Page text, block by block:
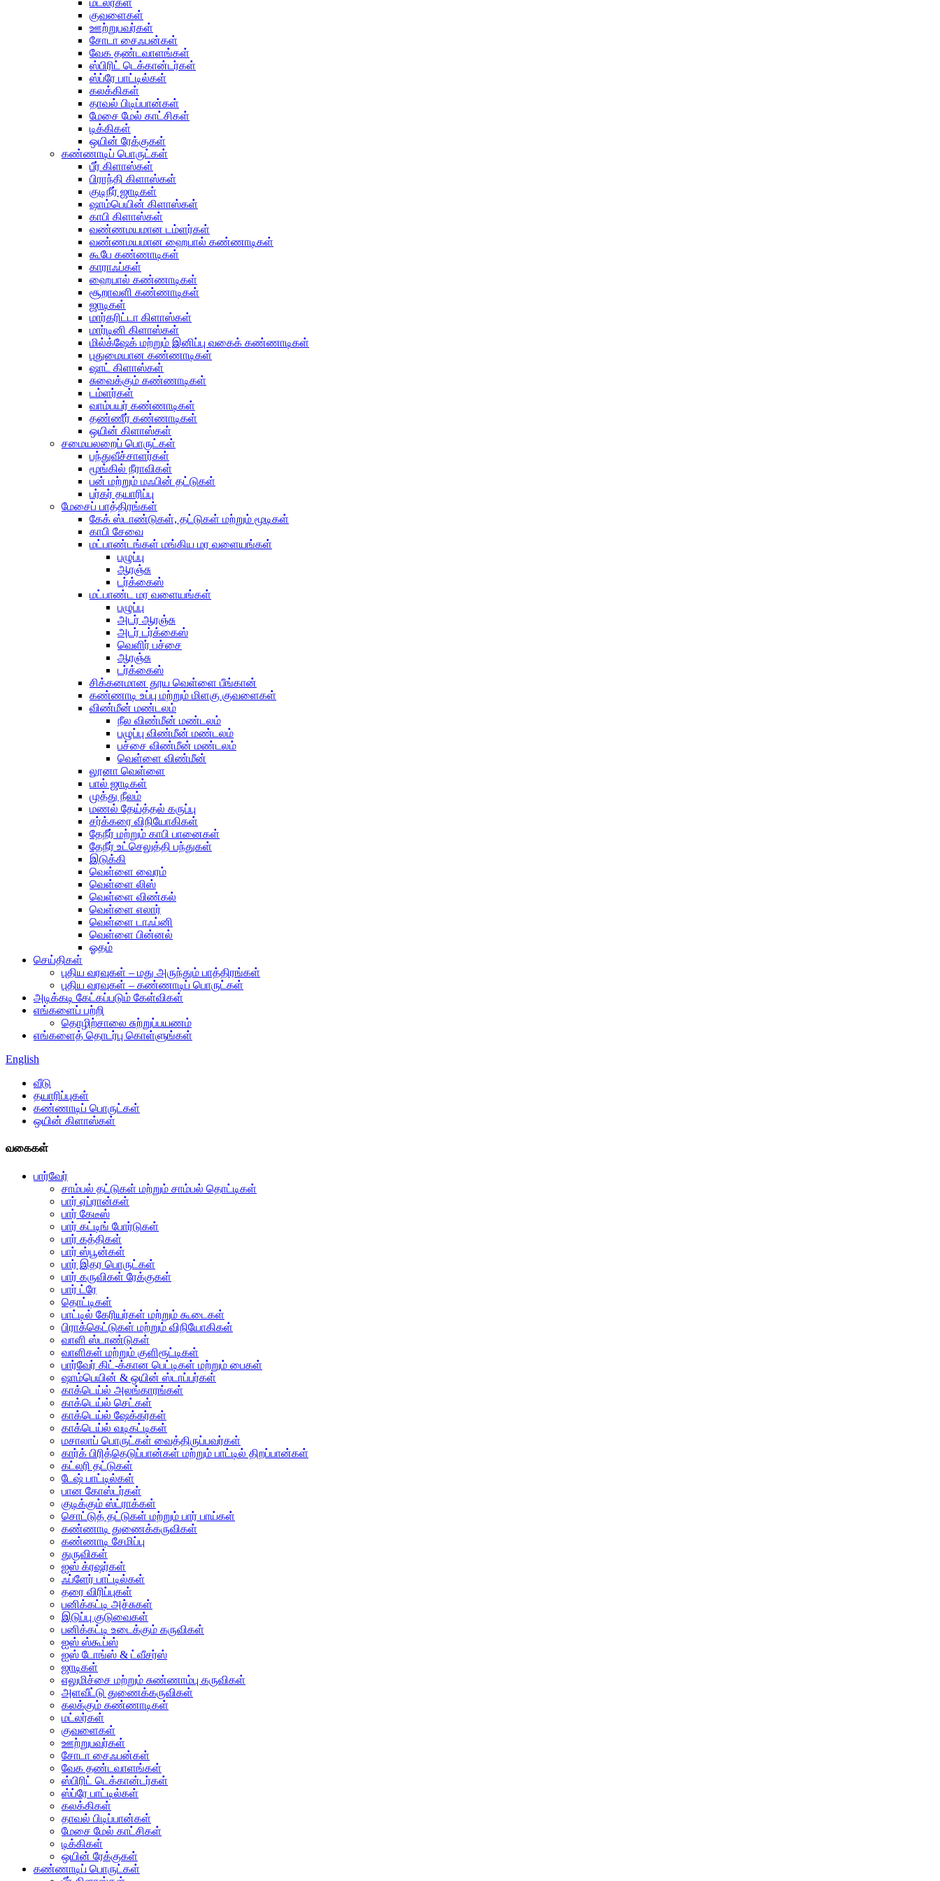
மட்லர்கள்
குவளைகள்
ஊற்றுபவர்கள்
சோடா சைஃபன்கள்
வேக தண்டவாளங்கள்
ஸ்பிரிட் டெக்கான்டர்கள்
ஸ்ப்ரே பாட்டில்கள்
கலக்கிகள்
தாவல் பிடிப்பான்கள்
மேசை மேல் காட்சிகள்
டிக்கிகள்
ஒயின் ரேக்குகள்
கண்ணாடிப் பொருட்கள்
பீர் கிளாஸ்கள்
பிராந்தி கிளாஸ்கள்
குடிநீர் ஜாடிகள்
ஷாம்பெயின் கிளாஸ்கள்
காபி கிளாஸ்கள்
வண்ணமயமான டம்ளர்கள்
வண்ணமயமான ஹைபால் கண்ணாடிகள்
கூபே கண்ணாடிகள்
காராஃப்கள்
ஹைபால் கண்ணாடிகள்
சூறாவளி கண்ணாடிகள்
ஜாடிகள்
மார்கரிட்டா கிளாஸ்கள்
மார்டினி கிளாஸ்கள்
மில்க்‌ஷேக் மற்றும் இனிப்பு வகைக் கண்ணாடிகள்
புதுமையான கண்ணாடிகள்
ஷாட் கிளாஸ்கள்
சுவைக்கும் கண்ணாடிகள்
டம்ளர்கள்
வாம்பயர் கண்ணாடிகள்
தண்ணீர் கண்ணாடிகள்
ஒயின் கிளாஸ்கள்
சமையலறைப் பொருட்கள்
பந்துவீச்சாளர்கள்
மூங்கில் நீராவிகள்
பன் மற்றும் மஃபின் தட்டுகள்
பர்கர் தயாரிப்பு
மேசைப் பாத்திரங்கள்
கேக் ஸ்டாண்டுகள், தட்டுகள் மற்றும் மூடிகள்
காபி சேவை
மட்பாண்டங்கள் மங்கிய மர வளையங்கள்
பழுப்பு
ஆரஞ்சு
டர்க்கைஸ்
மட்பாண்ட மர வளையங்கள்
பழுப்பு
அடர் ஆரஞ்சு
அடர் டர்க்கைஸ்
வெளிர் பச்சை
ஆரஞ்சு
டர்க்கைஸ்
சிக்கனமான தூய வெள்ளை பீங்கான்
கண்ணாடி உப்பு மற்றும் மிளகு குவளைகள்
விண்மீன் மண்டலம்
நீல விண்மீன் மண்டலம்
பழுப்பு விண்மீன் மண்டலம்
பச்சை விண்மீன் மண்டலம்
வெள்ளை விண்மீன்
லூனா வெள்ளை
பால் ஜாடிகள்
முத்து நீலம்
மணல் தேய்த்தல் கருப்பு
சர்க்கரை விநியோகிகள்
தேநீர் மற்றும் காபி பானைகள்
தேநீர் உட்செலுத்தி பந்துகள்
இடுக்கி
வெள்ளை வைரம்
வெள்ளை லிஸ்
வெள்ளை விண்கல்
வெள்ளை எலார்
வெள்ளை டாஃப்னி
வெள்ளை பின்னல்
ஓதம்
செய்திகள்
புதிய வரவுகள் – மது அருந்தும் பாத்திரங்கள்
புதிய வரவுகள் – கண்ணாடிப் பொருட்கள்
அடிக்கடி கேட்கப்படும் கேள்விகள்
எங்களைப் பற்றி
தொழிற்சாலை சுற்றுப்பயணம்
எங்களைத் தொடர்பு கொள்ளுங்கள்
English
வீடு
தயாரிப்புகள்
கண்ணாடிப் பொருட்கள்
ஒயின் கிளாஸ்கள்
வகைகள்
பார்வேர்
சாம்பல் தட்டுகள் மற்றும் சாம்பல் தொட்டிகள்
பார் ஏப்ரான்கள்
பார் கேடீஸ்
பார் கட்டிங் போர்டுகள்
பார் கத்திகள்
பார் ஸ்பூன்கள்
பார் இதர பொருட்கள்
பார் கருவிகள் ரேக்குகள்
பார் ட்ரே
தொட்டிகள்
பாட்டில் கேரியர்கள் மற்றும் கூடைகள்
பிராக்கெட்டுகள் மற்றும் விநியோகிகள்
வாளி ஸ்டாண்டுகள்
வாளிகள் மற்றும் குளிரூட்டிகள்
பார்வேர் கிட்-க்கான பெட்டிகள் மற்றும் பைகள்
ஷாம்பெயின் & ஒயின் ஸ்டாப்பர்கள்
காக்டெய்ல் அலங்காரங்கள்
காக்டெய்ல் செட்கள்
காக்டெய்ல் ஷேக்கர்கள்
காக்டெய்ல் வடிகட்டிகள்
மசாலாப் பொருட்கள் வைத்திருப்பவர்கள்
கார்க் பிரித்தெடுப்பான்கள் மற்றும் பாட்டில் திறப்பான்கள்
கட்லரி தட்டுகள்
டேஷ் பாட்டில்கள்
பான கோஸ்டர்கள்
குடிக்கும் ஸ்ட்ராக்கள்
சொட்டுத் தட்டுகள் மற்றும் பார் பாய்கள்
கண்ணாடி துணைக்கருவிகள்
கண்ணாடி சேமிப்பு
துருவிகள்
ஐஸ் க்ரஷர்கள்
ஃப்ளேர் பாட்டில்கள்
தரை விரிப்புகள்
பனிக்கட்டி அச்சுகள்
இடுப்பு குடுவைகள்
பனிக்கட்டி உடைக்கும் கருவிகள்
ஐஸ் ஸ்கூப்ஸ்
ஐஸ் டோங்ஸ் & ட்வீசர்ஸ்
ஜாடிகள்
எலுமிச்சை மற்றும் சுண்ணாம்பு கருவிகள்
அளவீட்டு துணைக்கருவிகள்
கலக்கும் கண்ணாடிகள்
மட்லர்கள்
குவளைகள்
ஊற்றுபவர்கள்
சோடா சைஃபன்கள்
வேக தண்டவாளங்கள்
ஸ்பிரிட் டெக்கான்டர்கள்
ஸ்ப்ரே பாட்டில்கள்
கலக்கிகள்
தாவல் பிடிப்பான்கள்
மேசை மேல் காட்சிகள்
டிக்கிகள்
ஒயின் ரேக்குகள்
கண்ணாடிப் பொருட்கள்